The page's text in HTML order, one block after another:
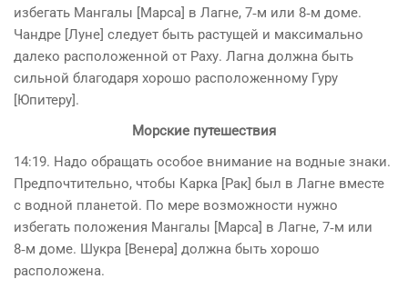
избегать Мангалы [Марса] в Лагне, 7‑м или 8‑м доме.
Чандре [Луне] следует быть растущей и максимально
далеко расположенной от Раху. Лагна должна быть
сильной благодаря хорошо расположенному Гуру
[Юпитеру].
Морские путешествия
14:19. Надо обращать особое внимание на водные знаки.
Предпочти­тельно, чтобы Карка [Рак] был в Лагне вместе
с водной планетой. По мере возможности нужно
избегать положения Мангалы [Марса] в Лагне, 7‑м или
8‑м доме. Шукра [Венера] должна быть хорошо
расположена.